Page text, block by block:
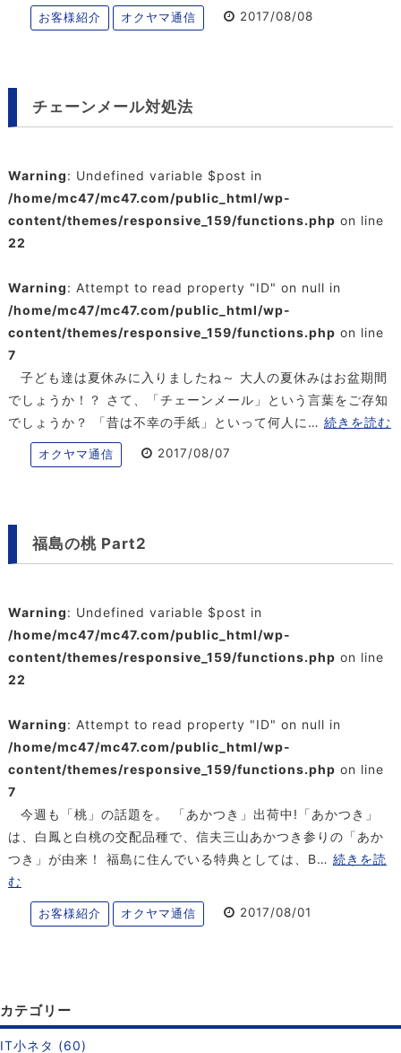
お客様紹介 オクヤマ通信 2017/08/08
チェーンメール対処法
Warning: Undefined variable $post in
/home/mc47/mc47.com/public_html/wp-
content/themes/responsive_159/functions.php on line
22
Warning: Attempt to read property "ID" on null in
/home/mc47/mc47.com/public_html/wp-
content/themes/responsive_159/functions.php on line
7
子ども達は夏休みに入りましたね～ 大人の夏休みはお盆期間
でしょうか！？ さて、「チェーンメール」という言葉をご存知
でしょうか？ 「昔は不幸の手紙」といって何人に… 続きを読む
オクヤマ通信 2017/08/07
福島の桃 Part2
Warning: Undefined variable $post in
/home/mc47/mc47.com/public_html/wp-
content/themes/responsive_159/functions.php on line
22
Warning: Attempt to read property "ID" on null in
/home/mc47/mc47.com/public_html/wp-
content/themes/responsive_159/functions.php on line
7
今週も「桃」の話題を。 「あかつき」出荷中!「あかつき」
は、白鳳と白桃の交配品種で、信夫三山あかつき参りの「あか
つき」が由来！ 福島に住んでいる特典としては、B… 続きを読
む
お客様紹介 オクヤマ通信 2017/08/01
カテゴリー
IT小ネタ (60)